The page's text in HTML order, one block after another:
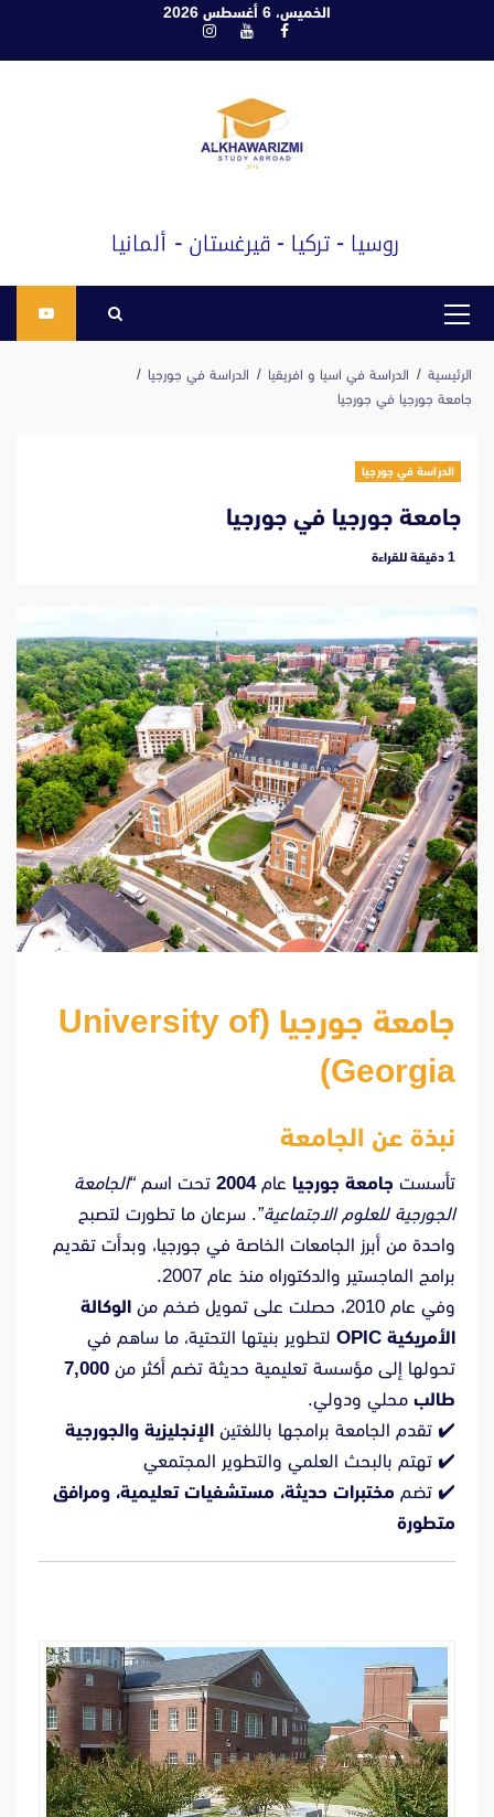
الخميس، 6 أغسطس 2026
فيسبوكيوتيوبانستغرام
القائمة
الرئيسية الدراسة في اسيا و افريقيا
الدراسة في جورجيا
جامعة جورجيا في جورجيا
الدراسة في جورجيا
جامعة جورجيا في جورجيا
‫1 دقيقة للقراءة
جامعة جورجيا (University of
Georgia)
نبذة عن الجامعة
تأسست جامعة جورجيا عام2004 تحت اسم “الجامعة
الجورجية للعلوم الاجتماعية”. سرعان ما تطورت لتصبح
واحدة من أبرز الجامعات الخاصة في جورجيا، وبدأت تقديم
برامج الماجستير والدكتوراه منذ عام 2007.
وفي عام 2010، حصلت على تمويل ضخم من
الوكالة
الأمريكية OPIC
لتطوير بنيتها التحتية، ما ساهم في
تحولها إلى مؤسسة تعليمية حديثة تضم أكثر من 7,000
طالب محلي ودولي.
✔️ تقدم الجامعة برامجها باللغتين الإنجليزية والجورجية
✔️ تهتم بالبحث العلمي والتطوير المجتمعي
✔️ تضم مختبرات حديثة، مستشفيات تعليمية، ومرافق
متطورة